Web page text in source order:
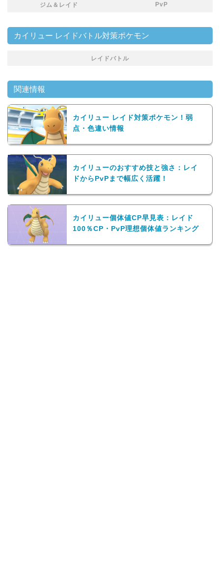
ジム＆レイド PvP
カイリュー レイドバトル対策ポケモン
レイドバトル
関連情報
カイリュー レイド対策ポケモン！弱
点・色違い情報
カイリューのおすすめ技と強さ：レイ
ドからPvPまで幅広く活躍！
カイリュー個体値CP早見表：レイド
100％CP・PvP理想個体値ランキング